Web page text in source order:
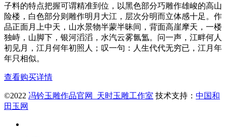
子料的特点把握可谓精准到位，以黑色部分巧雕作雄峻的高山
险楼，白色部分则雕作明月大江，层次分明而立体感十足。作
品正面月上中天，山水景物半蒙半昧间，背面高崖摩天，一楼
独峙，山脚下，银河滔滔，水汽云雾氤氲。问一声，江畔何人
初见月，江月何年初照人；叹一句：人生代代无穷已，江月年
年只相似。
查看购买详情
©2022 冯钤玉雕作品官网_天时玉雕工作室 技术支持： 中国和
田玉网